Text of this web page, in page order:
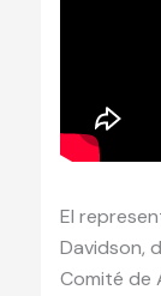
El
Davidson,
Comité de